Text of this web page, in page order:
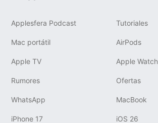
Applesfera Podcast Tutoriales
Mac portátil AirPods
Apple TV Apple Watch
Rumores Ofertas
WhatsApp MacBook
iPhone 17 iOS 26